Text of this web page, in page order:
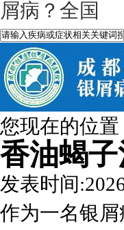
屑病？全国
您现在的位置
香油蝎
发表时间
作为一名银